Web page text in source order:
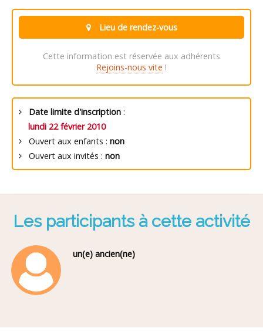
Lieu de rendez-vous
Cette information est réservée aux adhérents
Rejoins-nous vite !
Date limite d'inscription :
lundi 22 février 2010
Ouvert aux enfants : non
Ouvert aux invités : non
Les participants à cette activité
un(e) ancien(ne)